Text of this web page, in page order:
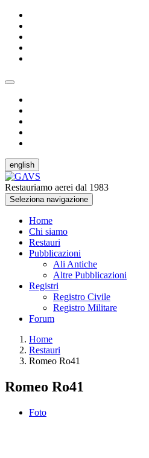
english
Restauriamo aerei dal 1983
Seleziona navigazione
Home
Chi siamo
Restauri
Pubblicazioni
Ali Antiche
Altre Pubblicazioni
Registri
Registro Civile
Registro Militare
Forum
Home
Restauri
Romeo Ro41
Romeo Ro41
Foto